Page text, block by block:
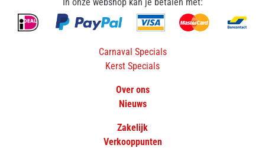
Carnaval Specials
Kerst Specials
Over ons
Nieuws
Zakelijk
Verkooppunten